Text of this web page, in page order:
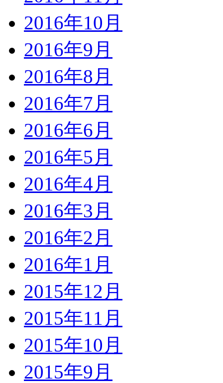
2016年10月
2016年9月
2016年8月
2016年7月
2016年6月
2016年5月
2016年4月
2016年3月
2016年2月
2016年1月
2015年12月
2015年11月
2015年10月
2015年9月